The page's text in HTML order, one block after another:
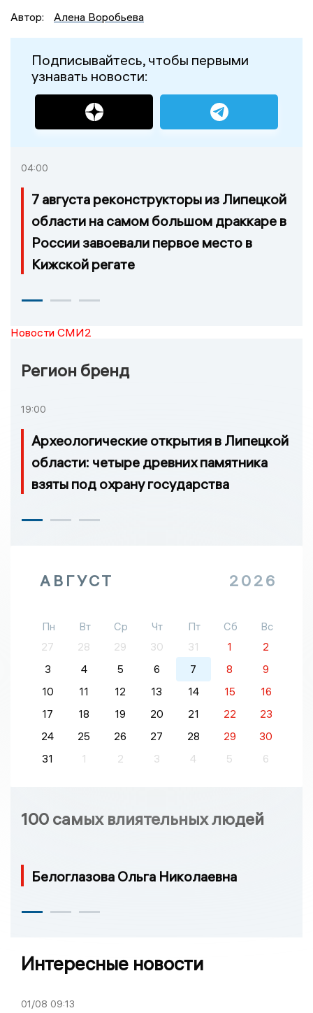
Автор:
Алена Воробьева
Подписывайтесь, чтобы первыми
узнавать новости:
04:00
7 августа реконструкторы из Липецкой
области на самом большом драккаре в
России завоевали первое место в
Кижской регате
Новости СМИ2
Регион бренд
19:00
Археологические открытия в Липецкой
области: четыре древних памятника
взяты под охрану государства
АВГУСТ 2026
Пн Вт Ср Чт Пт Сб
Вс
27
28 29 30 31 1
2
3
4 5 6 7 8
9
10
11 12 13 14 15
16
17
18 19 20 21 22
23
24
25 26 27 28 29
30
31
1 2 3 4 5 6
100 самых влиятельных людей
Белоглазова Ольга Николаевна
Интересные новости
01/08 09:13